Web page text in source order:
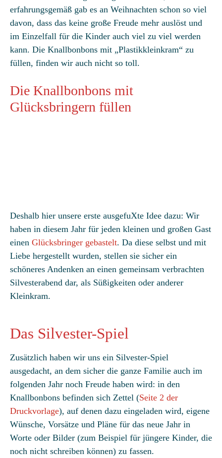
erfahrungsgemäß gab es an Weihnachten schon so viel
davon, dass das keine große Freude mehr auslöst und
im Einzelfall für die Kinder auch viel zu viel werden
kann. Die Knallbonbons mit „Plastikkleinkram“ zu
füllen, finden wir auch nicht so toll.
Die Knallbonbons mit
Glücksbringern füllen
Deshalb hier unsere erste ausgefuXte Idee dazu: Wir
haben in diesem Jahr für jeden kleinen und großen Gast
einen Glücksbringer gebastelt. Da diese selbst und mit
Liebe hergestellt wurden, stellen sie sicher ein
schöneres Andenken an einen gemeinsam verbrachten
Silvesterabend dar, als Süßigkeiten oder anderer
Kleinkram.
Das Silvester-Spiel
Zusätzlich haben wir uns ein Silvester-Spiel
ausgedacht, an dem sicher die ganze Familie auch im
folgenden Jahr noch Freude haben wird: in den
Knallbonbons befinden sich Zettel (Seite 2 der
Druckvorlage), auf denen dazu eingeladen wird, eigene
Wünsche, Vorsätze und Pläne für das neue Jahr in
Worte oder Bilder (zum Beispiel für jüngere Kinder, die
noch nicht schreiben können) zu fassen.